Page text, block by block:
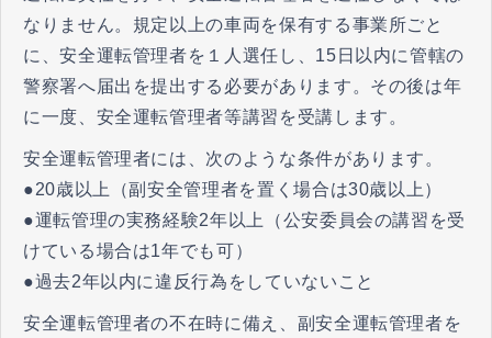
なりません。規定以上の車両を保有する事業所ごと
に、安全運転管理者を１人選任し、15日以内に管轄の
警察署へ届出を提出する必要があります。その後は年
に一度、安全運転管理者等講習を受講します。
安全運転管理者には、次のような条件があります。
●20歳以上（副安全管理者を置く場合は30歳以上）
●運転管理の実務経験2年以上（公安委員会の講習を受
けている場合は1年でも可）
●過去2年以内に違反行為をしていないこと
安全運転管理者の不在時に備え、副安全運転管理者を